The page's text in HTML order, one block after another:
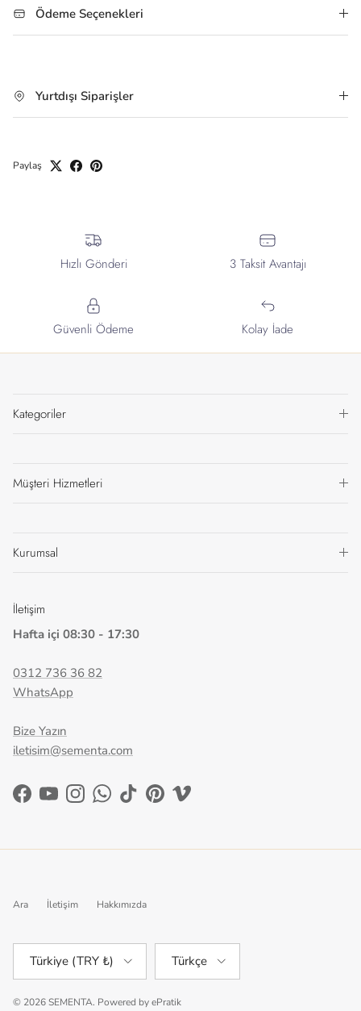
Ödeme Seçenekleri
Yurtdışı Siparişler
Paylaş
Hızlı Gönderi 3 Taksit Avantajı
Güvenli Ödeme Kolay İade
Kategoriler
Müşteri Hizmetleri
Kurumsal
İletişim
Hafta içi 08:30 - 17:30
0312 736 36 82
WhatsApp
Bize Yazın
iletisim@sementa.com
Facebook
YouTubeInstagramWhatsApp
TikTokPinterestVimeo
Ara İletişim Hakkımızda
Türkiye (TRY ₺) Türkçe
© 2026SEMENTA. Powered byePratik